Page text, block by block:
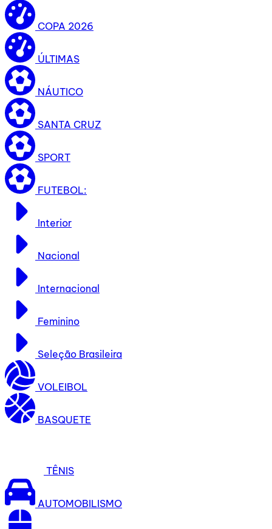
COPA 2026
ÚLTIMAS
NÁUTICO
SANTA CRUZ
SPORT
FUTEBOL:
Interior
Nacional
Internacional
Feminino
Seleção Brasileira
VOLEIBOL
BASQUETE
TÊNIS
AUTOMOBILISMO